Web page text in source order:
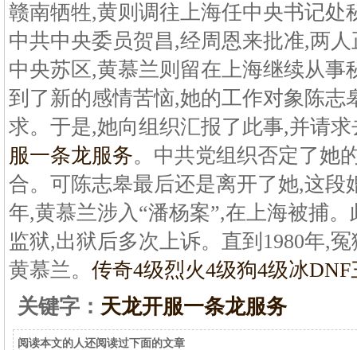
赣南牺牲,黄则调往上海任中央书记处
中共中央委员贺昌,经周恩来批准,两
中央苏区,黄慕兰则留在上海继续从事
到了新的感情苦恼,她的工作对象陈志
求。于是,她向组织汇报了此事,并请
服一条龙服务。中共党组织否定了她
合。可陈志皋最后还是离开了她,这段
年,黄慕兰涉入“潘杨案”,在上海被捕
监狱,出狱后多次上诉。直到1980年,
黄慕兰。 传奇4级烈火4级狗4级冰DNF
关键字： 天龙开服一条龙服务
阅读本文的人还阅读过下面的文章